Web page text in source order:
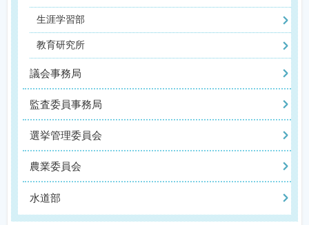
生涯学習部
教育研究所
議会事務局
監査委員事務局
選挙管理委員会
農業委員会
水道部